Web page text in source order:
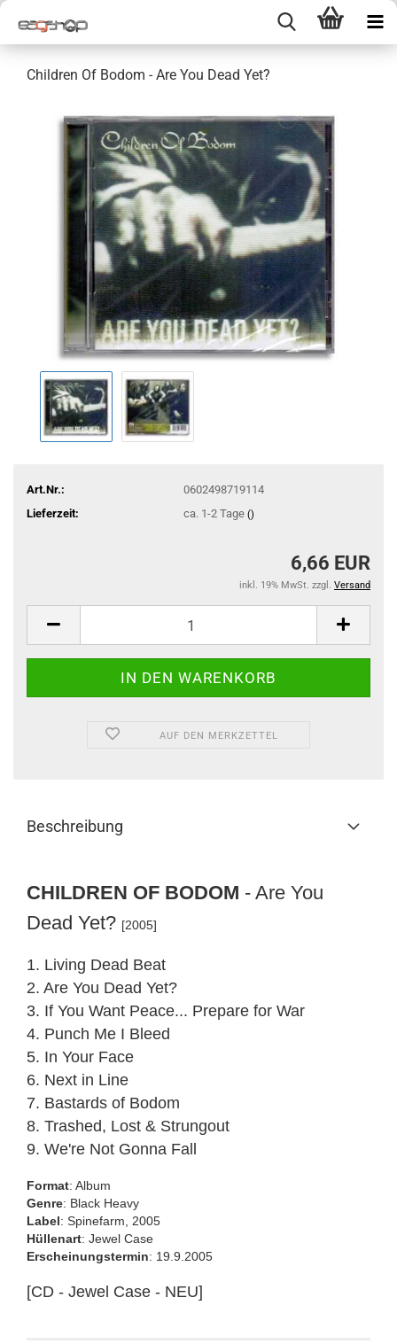
Children Of Bodom - Are You Dead Yet?
Art.Nr.:
0602498719114
Lieferzeit:
ca. 1-2 Tage ()
6,66 EUR
inkl. 19% MwSt. zzgl. Versand
AUF DEN MERKZETTEL
Beschreibung
CHILDREN OF BODOM - Are You
Dead Yet? [2005]
1. Living Dead Beat
2. Are You Dead Yet?
3. If You Want Peace... Prepare for War
4. Punch Me I Bleed
5. In Your Face
6. Next in Line
7. Bastards of Bodom
8. Trashed, Lost & Strungout
9. We're Not Gonna Fall
Format: Album
Genre: Black Heavy
Label: Spinefarm, 2005
Hüllenart: Jewel Case
Erscheinungstermin: 19.9.2005
[CD - Jewel Case - NEU]